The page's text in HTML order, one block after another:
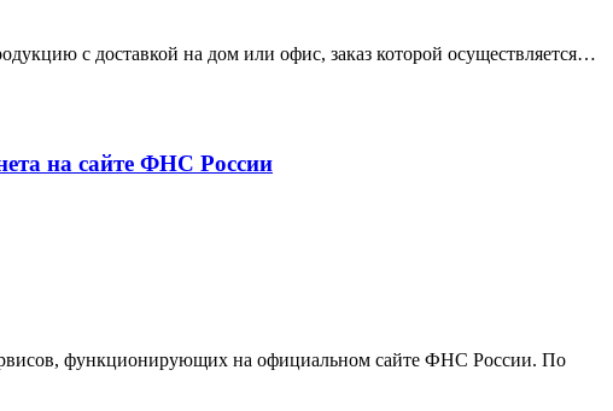
с доставкой на дом или офис, заказ которой осуществляется…
на сайте ФНС России
функционирующих на официальном сайте ФНС России. По